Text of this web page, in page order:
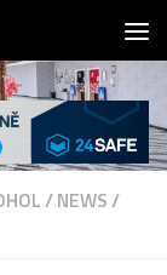
/NEWS/